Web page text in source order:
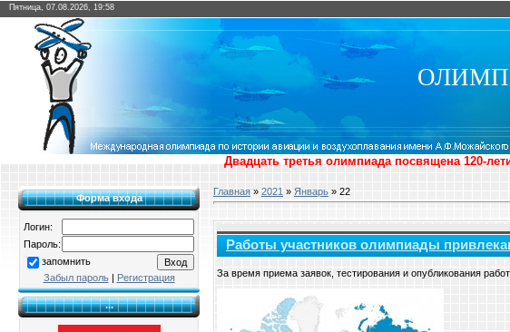
Пятница, 07.08.2026, 19:58
Двадцать третья олимпиада посвящена 120-
Форма входа
Логин:
Пароль:
запомнить
Забыл пароль| Регистрация
...
Главная » 2021 » Январь » 22
Работы участников олимпиады
За время приема заявок, тестирования и опубликования